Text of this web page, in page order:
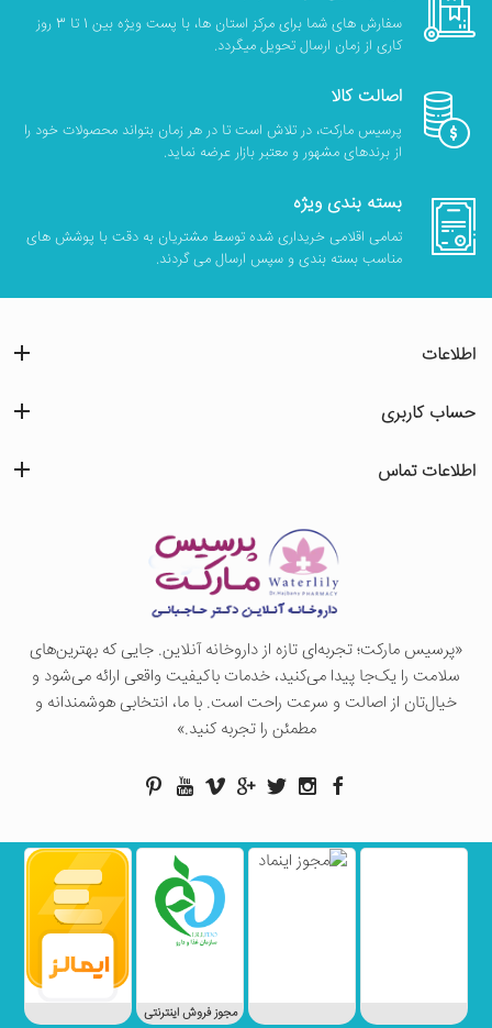
سفارش های شما برای مرکز استان ها، با پست ویژه بین 1 تا 3 روز
کاری از زمان ارسال تحویل میگردد.
اصالت کالا
پرسیس مارکت، در تلاش است تا در هر زمان بتواند محصولات خود را
از برندهای مشهور و معتبر بازار عرضه نماید.
بسته بندی ویژه
تمامی اقلامی خریداری شده توسط مشتریان به دقت با پوشش های
مناسب بسته بندی و سپس ارسال می گردند.
«پرسيس ماركت؛ تجربه‌ای تازه از داروخانه آنلاین. جایی که بهترین‌های
سلامت را یک‌جا پیدا می‌کنید، خدمات باکیفیت واقعی ارائه می‌شود و
خیال‌تان از اصالت و سرعت راحت است. با ما، انتخابی هوشمندانه و
مطمئن را تجربه کنید.»
اطلاعات
حساب کاربری
اطلاعات تماس
مجوز فروش اینترنتی